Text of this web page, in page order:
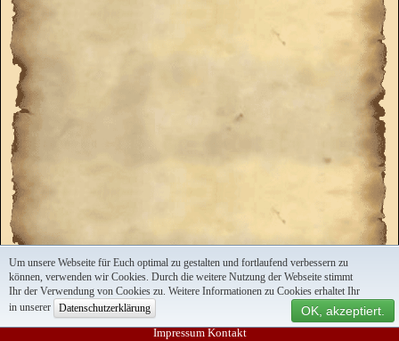
Um unsere Webseite für Euch optimal zu gestalten und fortlaufend verbessern zu
können, verwenden wir Cookies. Durch die weitere Nutzung der Webseite stimmt
Ihr der Verwendung von Cookies zu. Weitere Informationen zu Cookies erhaltet Ihr
in unserer
Datenschutzerklärung OK, akzeptiert.
Impressum Kontakt